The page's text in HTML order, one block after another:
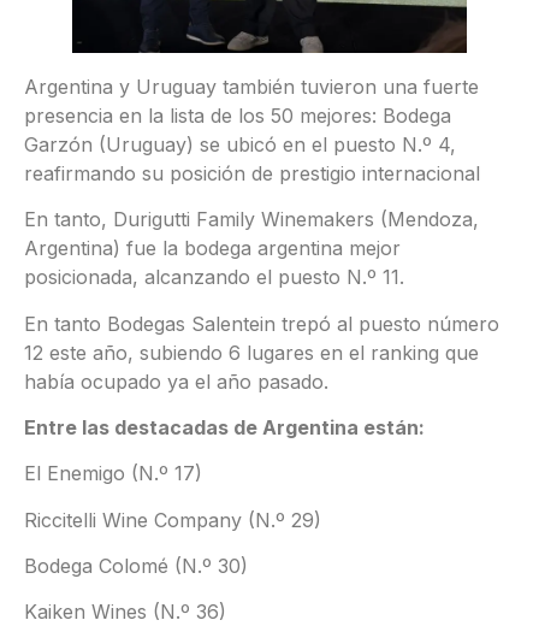
Argentina y Uruguay también tuvieron una fuerte
presencia en la lista de los 50 mejores: Bodega
Garzón (Uruguay) se ubicó en el puesto N.º 4,
reafirmando su posición de prestigio internacional
En tanto, Durigutti Family Winemakers (Mendoza,
Argentina) fue la bodega argentina mejor
posicionada, alcanzando el puesto N.º 11.
En tanto Bodegas Salentein trepó al puesto número
12 este año, subiendo 6 lugares en el ranking que
había ocupado ya el año pasado.
Entre las destacadas de Argentina están:
El Enemigo (N.º 17)
Riccitelli Wine Company (N.º 29)
Bodega Colomé (N.º 30)
Kaiken Wines (N.º 36)